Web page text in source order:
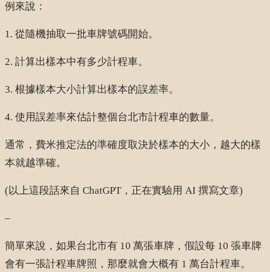
例來說：
1. 從隨機抽取一批車牌號碼開始。
2. 計算出樣本中有多少計程車。
3. 根據樣本大小計算出樣本的誤差率。
4. 使用誤差率來估計整個台北市計程車的數量。
通常，費米推定法的準確度取決於樣本的大小，越大的樣
本就越準確。
(以上這段話來自 ChatGPT，正在實驗用 AI 撰寫文章)
–
簡單來說，如果台北市有 10 萬張車牌，假設每 10 張車牌
會有一張計程車牌照，那麼就會大概有 1 萬台計程車。